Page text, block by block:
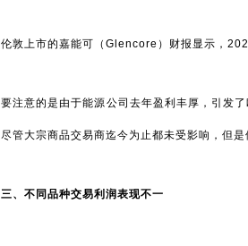
伦敦上市的嘉能可（Glencore）财报显示，
要注意的是由于能源公司去年盈利丰厚，引发
尽管大宗商品交易商迄今为止都未受影响，但
三、不同品种交易利润表现不一